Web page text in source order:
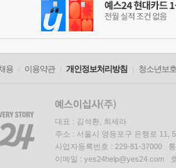
용 이용약관 개인정보처리방침 청소년보
대표 : 김석환, 최세라
주소 : 서울시 영등포구 은행로 11,
사업자등록번호 : 229-81-37000
이메일 : yes24help@yes24.com